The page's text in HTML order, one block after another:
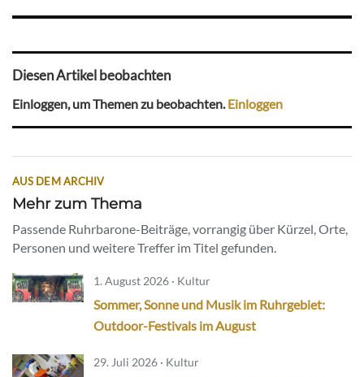
Diesen Artikel beobachten
Einloggen, um Themen zu beobachten.Einloggen
AUS DEM ARCHIV
Mehr zum Thema
Passende Ruhrbarone-Beiträge, vorrangig über Kürzel, Orte,
Personen und weitere Treffer im Titel gefunden.
1. August 2026 · Kultur
Sommer, Sonne und Musik im Ruhrgebiet:
Outdoor-Festivals im August
29. Juli 2026 · Kultur